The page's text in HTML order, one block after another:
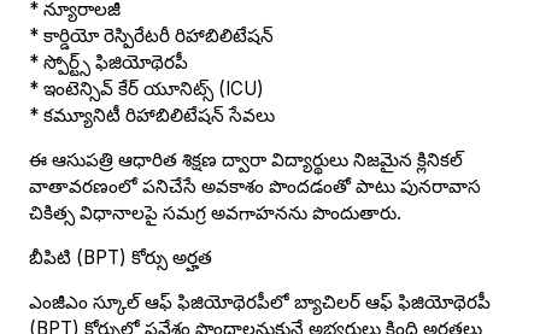
* న్యూరాలజీ
* కార్డియో రెస్పిరేటరీ రిహాబిలిటేషన్
* స్పోర్ట్స్ ఫిజియోథెరపీ
* ఇంటెన్సివ్ కేర్ యూనిట్స్ (ICU)
* కమ్యూనిటీ రిహాబిలిటేషన్ సేవలు
ఈ ఆసుపత్రి ఆధారిత శిక్షణ ద్వారా విద్యార్థులు నిజమైన క్లినికల్
వాతావరణంలో పనిచేసే అవకాశం పొందడంతో పాటు పునరావాస
చికిత్స విధానాలపై సమగ్ర అవగాహనను పొందుతారు.
బీపిటి (BPT) కోర్సు అర్హత
ఎంజీఎం స్కూల్ ఆఫ్ ఫిజియోథెరపీలో బ్యాచిలర్ ఆఫ్ ఫిజియోథెరపీ
(BPT) కోర్సులో ప్రవేశం పొందాలనుకునే అభ్యర్థులు క్రింది అర్హతలు